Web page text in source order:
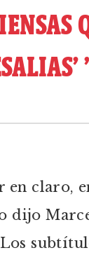
claro,
dijo